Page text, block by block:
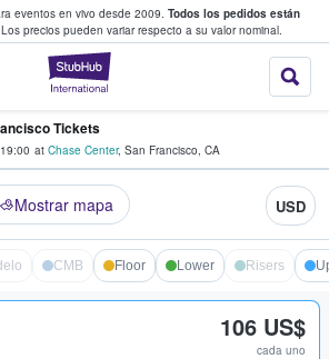
eventos en vivo desde 2009. Todos los pedidos están
Los precios pueden variar respecto a su valor nominal.
StubHub:
entre fans
Tickets
19:00 at Chase Center, San Francisco, CA
Mostrar mapa USD
CMB Floor Lower Risers
106 US$
cada uno